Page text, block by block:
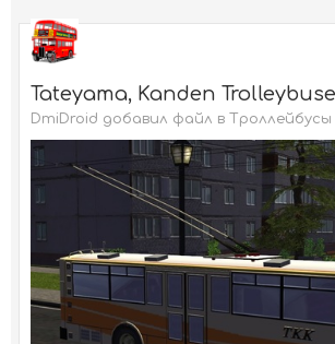
Tateyama, Kanden
DmiDroid добавил файл в Троллейбусы